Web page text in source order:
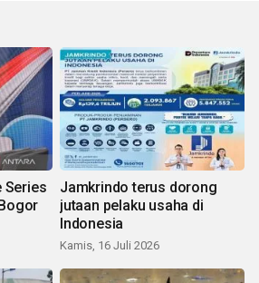
Series
Jamkrindo terus dorong
jutaan pelaku usaha di
Indonesia
Kamis, 16 Juli 2026